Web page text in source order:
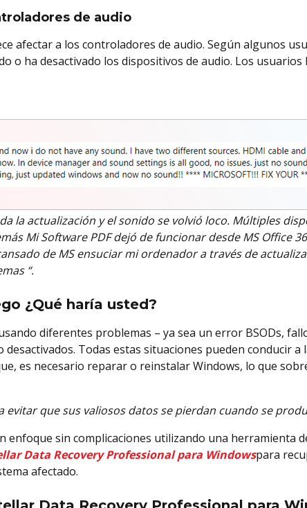
de audio
afectar a los controladores de audio. Según algunos
o ha desactivado los dispositivos de audio. Los
la actualización y el sonido se volvió loco. Múltiples
Mi Software PDF dejó de funcionar desde MS Office
de MS ensuciar mi ordenador a través de
“.
¿Qué haría usted?
diferentes problemas – ya sea un error BSODs,
Todas estas situaciones pueden conducir a
es necesario reparar o reinstalar Windows, lo que
evitar que sus valiosos datos se pierdan cuando se
enfoque sin complicaciones utilizando una herramienta
Data Recovery Professional para Windowspara
afectado.